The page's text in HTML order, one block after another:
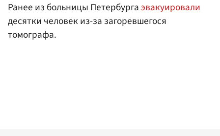
Ранее из больницы Петербургаэвакуировали
десятки человек из-за загоревшегося
томографа.